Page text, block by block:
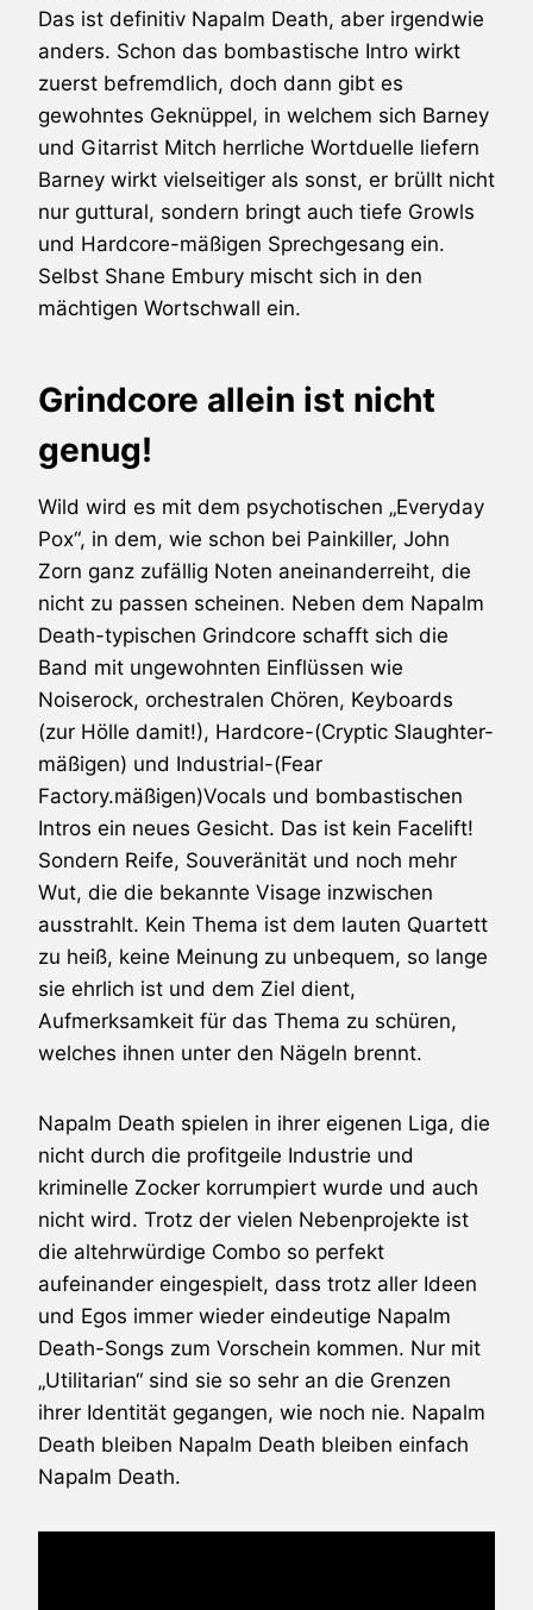
Das ist definitiv Napalm Death, aber irgendwie
anders. Schon das bombastische Intro wirkt
zuerst befremdlich, doch dann gibt es
gewohntes Geknüppel, in welchem sich Barney
und Gitarrist Mitch herrliche Wortduelle liefern
Barney wirkt vielseitiger als sonst, er brüllt nicht
nur guttural, sondern bringt auch tiefe Growls
und Hardcore-mäßigen Sprechgesang ein.
Selbst Shane Embury mischt sich in den
mächtigen Wortschwall ein.
Grindcore allein ist nicht
genug!
Wild wird es mit dem psychotischen „Everyday
Pox“, in dem, wie schon bei Painkiller, John
Zorn ganz zufällig Noten aneinanderreiht, die
nicht zu passen scheinen. Neben dem Napalm
Death-typischen Grindcore schafft sich die
Band mit ungewohnten Einflüssen wie
Noiserock, orchestralen Chören, Keyboards
(zur Hölle damit!), Hardcore-(Cryptic Slaughter-
mäßigen) und Industrial-(Fear
Factory.mäßigen)Vocals und bombastischen
Intros ein neues Gesicht. Das ist kein Facelift!
Sondern Reife, Souveränität und noch mehr
Wut, die die bekannte Visage inzwischen
ausstrahlt. Kein Thema ist dem lauten Quartett
zu heiß, keine Meinung zu unbequem, so lange
sie ehrlich ist und dem Ziel dient,
Aufmerksamkeit für das Thema zu schüren,
welches ihnen unter den Nägeln brennt.
Napalm Death spielen in ihrer eigenen Liga, die
nicht durch die profitgeile Industrie und
kriminelle Zocker korrumpiert wurde und auch
nicht wird. Trotz der vielen Nebenprojekte ist
die altehrwürdige Combo so perfekt
aufeinander eingespielt, dass trotz aller Ideen
und Egos immer wieder eindeutige Napalm
Death-Songs zum Vorschein kommen. Nur mit
„Utilitarian“ sind sie so sehr an die Grenzen
ihrer Identität gegangen, wie noch nie. Napalm
Death bleiben Napalm Death bleiben einfach
Napalm Death.